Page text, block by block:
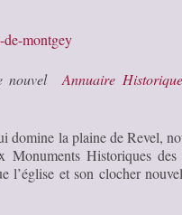
montgey
nouvelAnnuaire
domine la plaine de Revel,
Monuments Historiques
l’église et son clocher